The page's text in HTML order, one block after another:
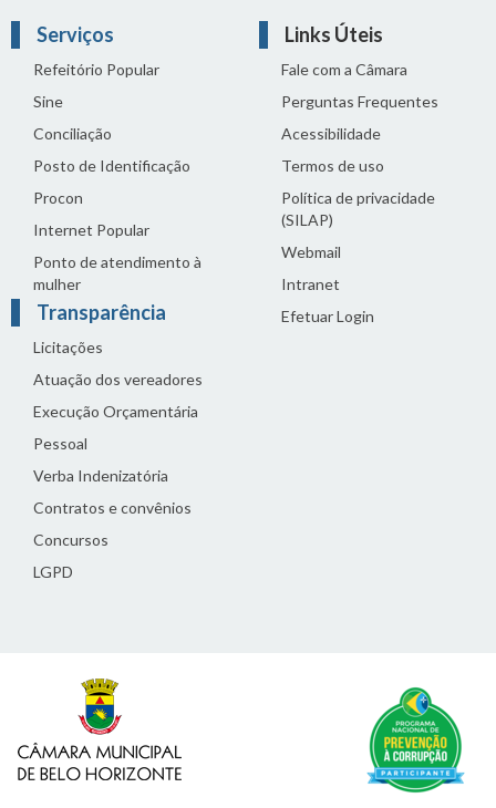
Serviços
Refeitório Popular
Sine
Conciliação
Posto de Identificação
Procon
Internet Popular
Ponto de atendimento à
mulher
Transparência
Licitações
Atuação dos vereadores
Execução Orçamentária
Pessoal
Verba Indenizatória
Contratos e convênios
Concursos
LGPD
Links Úteis
Fale com a Câmara
Perguntas Frequentes
Acessibilidade
Termos de uso
Política de privacidade
(SILAP)
Webmail
Intranet
Efetuar Login